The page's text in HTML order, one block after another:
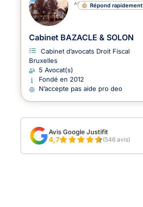
Répond rapidement
Cabinet BAZACLE & SOLON
Cabinet d’avocats Droit Fiscal
Bruxelles
5 Avocat(s)
Fondé en 2012
N’accepte pas aide pro deo
Avis Google Justifit
4,7 (546 avis)